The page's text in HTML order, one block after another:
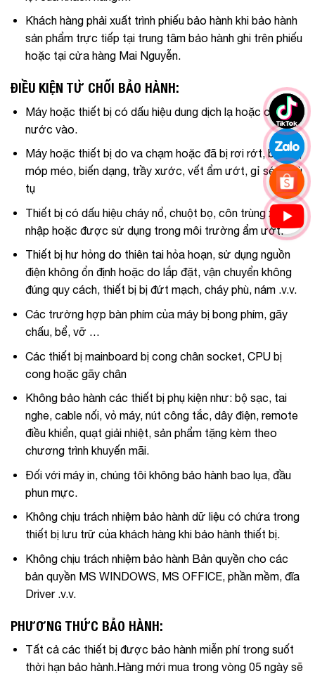
Khách hàng phải xuất trình phiếu bảo hành khi bảo hành
sản phẩm trực tiếp tại trung tâm bảo hành ghi trên phiếu
hoặc tại cửa hàng Mai Nguyễn.
ĐIỀU KIỆN TỪ CHỐI BẢO HÀNH:
Máy hoặc thiết bị có dấu hiệu dung dịch lạ hoặc có
nước vào.
Máy hoặc thiết bị do va chạm hoặc đã bị rơi rớt, bể mẻ,
móp méo, biến dạng, trầy xước, vết ẩm ướt, gỉ sét, phù
tụ
Thiết bị có dấu hiệu cháy nổ, chuột bọ, côn trùng xâm
nhập hoặc được sử dụng trong môi trường ẩm ướt.
Thiết bị hư hỏng do thiên tai hỏa hoạn, sử dụng nguồn
điện không ổn định hoặc do lắp đặt, vận chuyển không
đúng quy cách, thiết bị bị đứt mạch, cháy phù, nám .v.v.
Các trường hợp bàn phím của máy bị bong phím, gãy
chấu, bể, vỡ …
Các thiết bị mainboard bị cong chân socket, CPU bị
cong hoặc gãy chân
Không bảo hành các thiết bị phụ kiện như: bộ sạc, tai
nghe, cable nối, vỏ máy, nút công tắc, dây điện, remote
điều khiển, quạt giải nhiệt, sản phẩm tặng kèm theo
chương trình khuyến mãi.
Đối với máy in, chúng tôi không bảo hành bao lụa, đầu
phun mực.
Không chịu trách nhiệm bảo hành dữ liệu có chứa trong
thiết bị lưu trữ của khách hàng khi bảo hành thiết bị.
Không chịu trách nhiệm bảo hành Bản quyền cho các
bản quyền MS WINDOWS, MS OFFICE, phần mềm, đĩa
Driver .v.v.
PHƯƠNG THỨC BẢO HÀNH:
Tất cả các thiết bị được bảo hành miễn phí trong suốt
thời hạn bảo hành.Hàng mới mua trong vòng 05 ngày sẽ